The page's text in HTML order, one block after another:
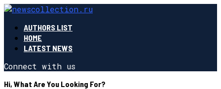
AUTHORS LIST
HOME
LATEST NEWS
Connect with us
Hi, What Are You Looking For?